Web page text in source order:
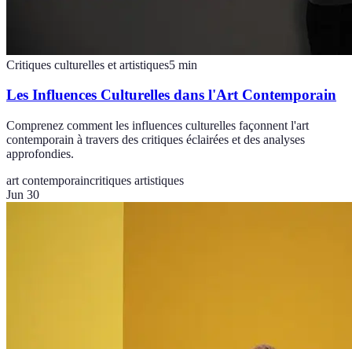
Critiques culturelles et artistiques5 min
Les Influences Culturelles dans l'Art Contemporain
Comprenez comment les influences culturelles façonnent l'art
contemporain à travers des critiques éclairées et des analyses
approfondies.
art contemporaincritiques artistiques
Jun 30